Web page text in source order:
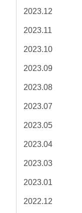
2023.12
2023.11
2023.10
2023.09
2023.08
2023.07
2023.05
2023.04
2023.03
2023.01
2022.12